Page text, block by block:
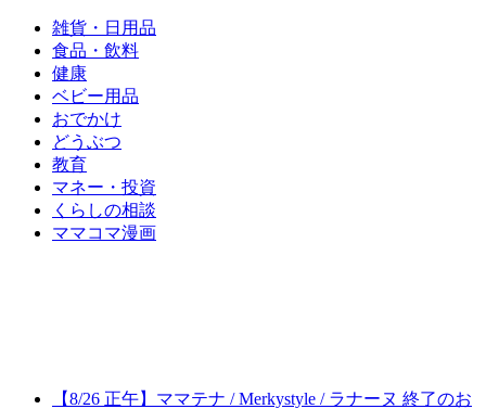
雑貨・日用品
食品・飲料
健康
ベビー用品
おでかけ
どうぶつ
教育
マネー・投資
くらしの相談
ママコマ漫画
【8/26 正午】ママテナ / Merkystyle / ラナーヌ 終了のお